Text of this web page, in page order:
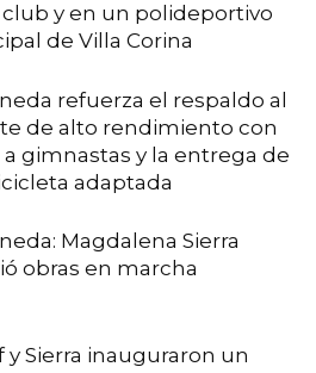
y en un polideportivo
de Villa Corina
refuerza el respaldo al
de alto rendimiento con
a gimnastas y la entrega de
adaptada
Magdalena Sierra
obras en marcha
y Sierra inauguraron un